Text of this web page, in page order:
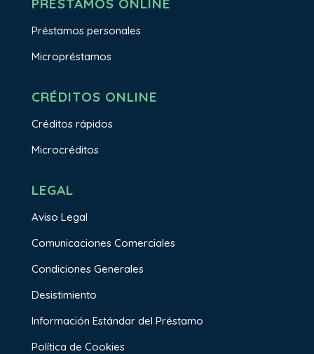
Préstamos personales
Micropréstamos
CRÉDITOS ONLINE
Créditos rápidos
Microcréditos
LEGAL
Aviso Legal
Comunicaciones Comerciales
Condiciones Generales
Desistimiento
Información Estándar del Préstamo
Política de Cookies